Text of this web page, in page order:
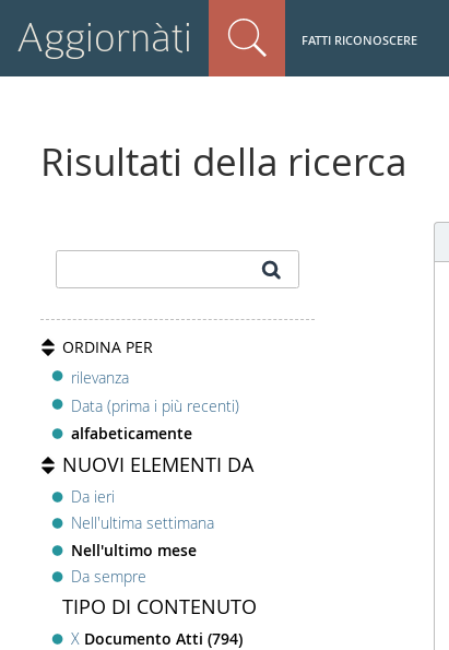
Aggiornàti FATTI RICONOSCERE
Risultati della ricerca
ORDINA PER
rilevanza
Data (prima i più recenti)
alfabeticamente
NUOVI ELEMENTI DA
Da ieri
Nell'ultima settimana
Nell'ultimo mese
Da sempre
TIPO DI CONTENUTO
X Documento Atti (794)